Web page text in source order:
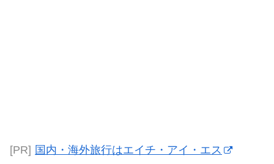
[PR] 国内・海外旅行はエイチ・アイ・エス